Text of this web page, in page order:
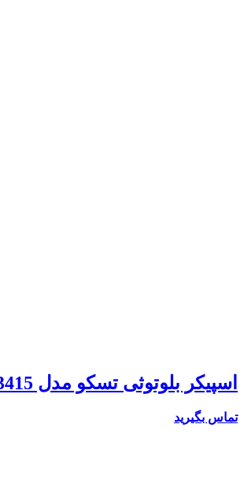
اسپیکر بلوتوثی تسکو مدل TS 23415
تماس بگیرید